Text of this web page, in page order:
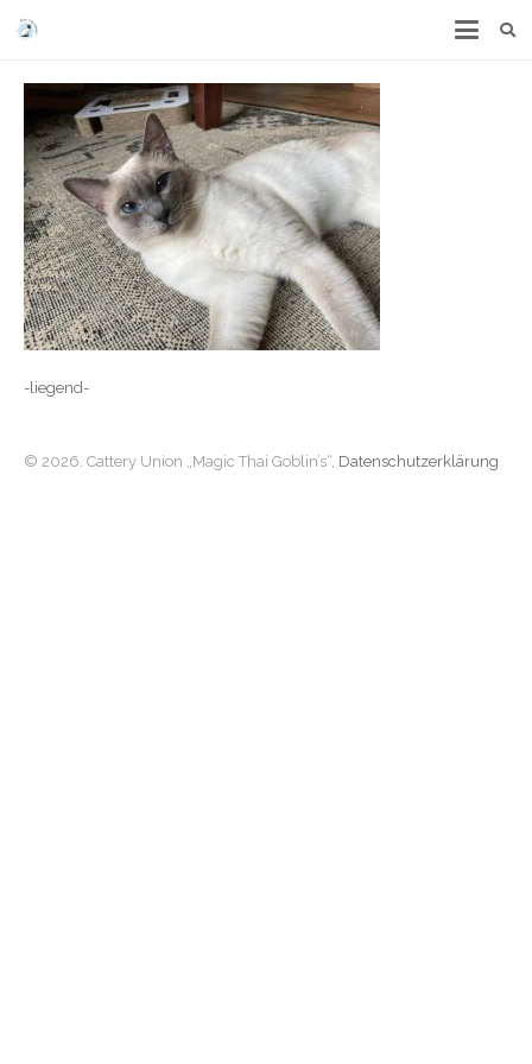
-liegend-
© 2026. Cattery Union „Magic Thai Goblin’s“, Datenschutzerklärung